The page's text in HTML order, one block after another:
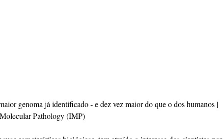
genoma já identificado - e dez vez maior do que o dos humanos |
Pathology (IMP)